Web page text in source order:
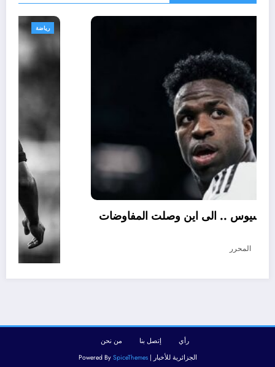
تجديد عقد فينيسيوس .. الى اين وصلت المفاوضات
أغسطس 5, 2026
رأي إتصل بنا
من نحن
الجزائرية للأخبار | Powered BySpiceThemes